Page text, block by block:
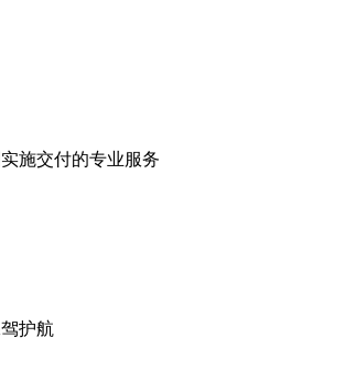
施交付的专业服务
护航